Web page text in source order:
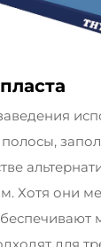
Хотя они
для